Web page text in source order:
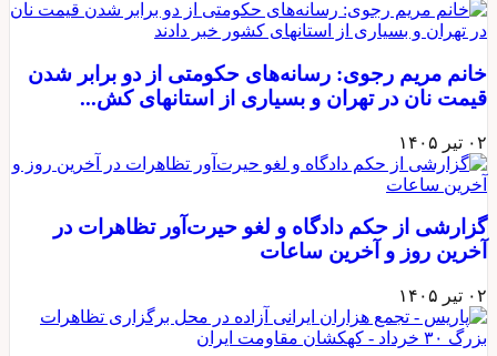
خانم مریم رجوی: رسانه‌های حکومتی از دو برابر شدن
قیمت نان در تهران و بسیاری از استانهای کش...
۰۲ تیر ۱۴۰۵
گزارشی از حکم دادگاه و لغو حیرت‌آور تظاهرات در
آخرین روز و آخرین ساعات
۰۲ تیر ۱۴۰۵